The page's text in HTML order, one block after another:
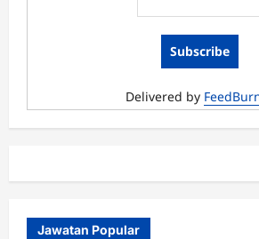
Delivered by
Jawatan Popular